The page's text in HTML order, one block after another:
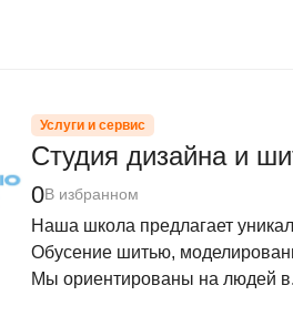
Услуги и сервис
Студия дизайна и
0В избранном
Наша школа предлагает
Обусение шитью,
Мы ориентированы на людей